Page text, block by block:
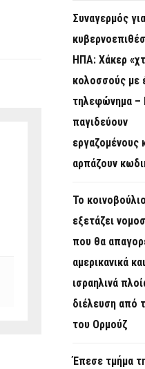
Συναγερμός για
ΗΠΑ: Χάκερ
κολοσσούς με
τηλεφώνημα
παγιδεύουν
εργαζομένους
αρπάζουν
Το
εξετάζει
που θα
αμερικανικά και
ισραηλινά
διέλευση από
του Ορμούζ
Έπεσε τμήμα